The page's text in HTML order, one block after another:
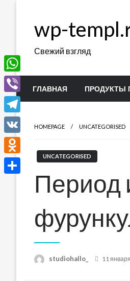
содержимомуwp-
Свежий взгляд
ГЛАВНАЯ ПРОДУКТЫ
HOMEPAGE UNCATEGORISED
UNCATEGORISED
Период
studiohallo_
Posted
11
WhatsApp
Viber
Telegram
VK
Odnoklassniki